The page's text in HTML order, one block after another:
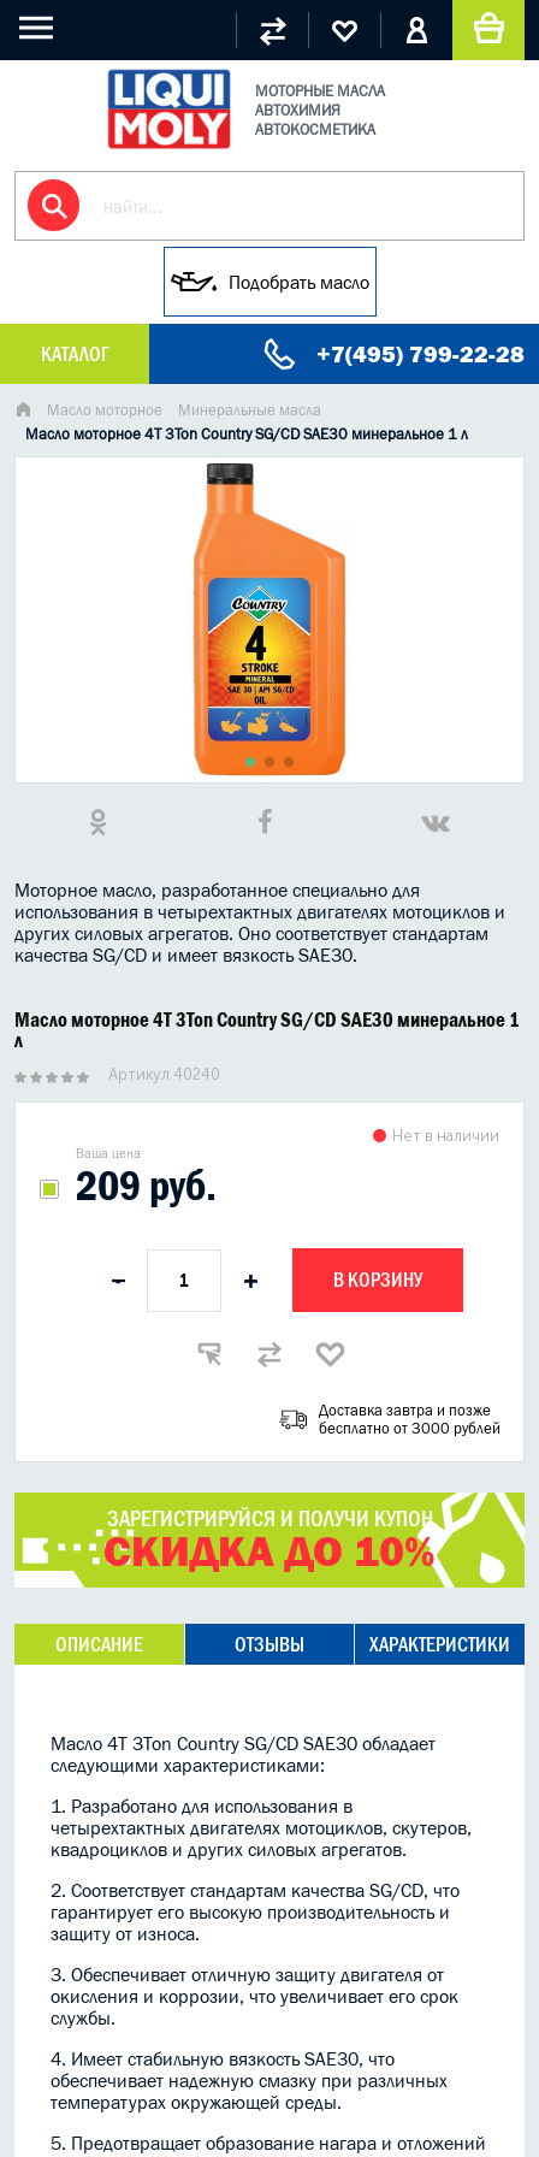
МОТОРНЫЕ МАСЛА
АВТОХИМИЯ
АВТОКОСМЕТИКА
Подобрать масло
КАТАЛОГ +7(495) 799-22-28
МАСЛО МОТОРНОЕ
ГРУЗОВЫЕ МАСЛА
ГИДРАВЛИЧЕСКИЕ МАСЛА
ИНДУСТРИАЛЬНЫЕ МАСЛА
АНТИФРИЗЫ СПЕЦЖИДКОСТИ
ПРИСАДКИ АВТОХИМИЯ
АВТО КОСМЕТИКА
МОТО МАСЛА
Масло моторное
Минеральные масла
Масло моторное 4T 3Ton Country SG/CD SAE30 минеральное 1 л
Моторное масло, разработанное специально для
использования в четырехтактных двигателях мотоциклов и
других силовых агрегатов. Оно соответствует стандартам
качества SG/CD и имеет вязкость SAE30.
Масло моторное 4T 3Ton Country SG/CD SAE30 минеральное 1
л
Артикул 40240
Ваша цена
209 руб.
Нет в наличии
- + В КОРЗИНУ
Доставка завтра и позже
бесплатно от 3000 рублей
ЗАРЕГИСТРИРУЙСЯ И ПОЛУЧИ КУПОН
СКИДКА ДО 10%
ОПИСАНИЕ ОТЗЫВЫ ХАРАКТЕРИСТИКИ
Масло 4T 3Ton Country SG/CD SAE30 обладает
следующими характеристиками:
1. Разработано для использования в
четырехтактных двигателях мотоциклов, скутеров,
квадроциклов и других силовых агрегатов.
2. Соответствует стандартам качества SG/CD, что
гарантирует его высокую производительность и
защиту от износа.
3. Обеспечивает отличную защиту двигателя от
окисления и коррозии, что увеличивает его срок
службы.
4. Имеет стабильную вязкость SAE30, что
обеспечивает надежную смазку при различных
температурах окружающей среды.
5. Предотвращает образование нагара и отложений